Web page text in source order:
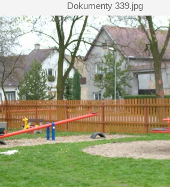
Dokumenty 339.jpg